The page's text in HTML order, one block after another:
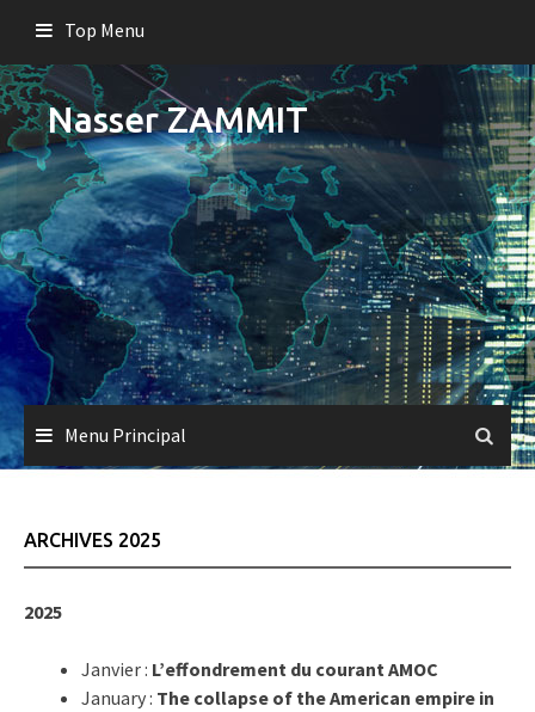
content
Top Menu
Nasser ZAMMIT
Menu Principal
ARCHIVES 2025
2025
Janvier : L’effondrement du courant AMOC
January : The collapse of the American empire in